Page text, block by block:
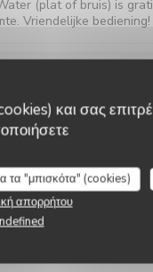
και σας
τα "μπισκότα" (cookies)
απορρήτου
(plat of bruis) is
Vriendelijke bediening!
:5/5 Ατμόσφαιρα